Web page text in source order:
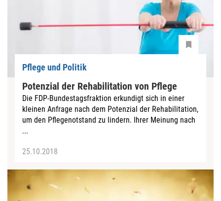
Pflege und Politik
Potenzial der Rehabilitation von Pflege
Die FDP-Bundestagsfraktion erkundigt sich in einer
kleinen Anfrage nach dem Potenzial der Rehabilitation,
um den Pflegenotstand zu lindern. Ihrer Meinung nach
...
25.10.2018